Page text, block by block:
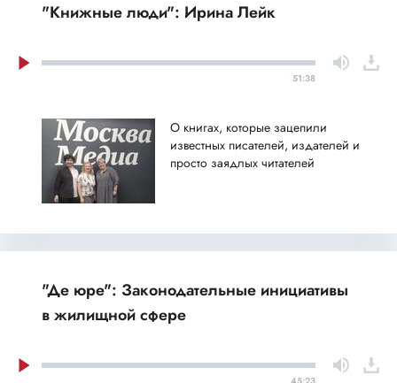
"Книжные люди": Ирина Лейк
51:38
О книгах, которые зацепили
известных писателей, издателей и
просто заядлых читателей
"Де юре": Законодательные инициативы
в жилищной сфере